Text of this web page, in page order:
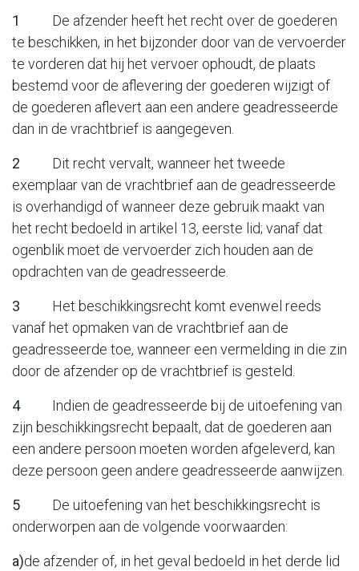
1
De afzender heeft het recht over de goederen
te beschikken, in het bijzonder door van de vervoerder
te vorderen dat hij het vervoer ophoudt, de plaats
bestemd voor de aflevering der goederen wijzigt of
de goederen aflevert aan een andere geadresseerde
dan in de vrachtbrief is aangegeven.
2
Dit recht vervalt, wanneer het tweede
exemplaar van de vrachtbrief aan de geadresseerde
is overhandigd of wanneer deze gebruik maakt van
het recht bedoeld in artikel 13, eerste lid; vanaf dat
ogenblik moet de vervoerder zich houden aan de
opdrachten van de geadresseerde.
3
Het beschikkingsrecht komt evenwel reeds
vanaf het opmaken van de vrachtbrief aan de
geadresseerde toe, wanneer een vermelding in die zin
door de afzender op de vrachtbrief is gesteld.
4
Indien de geadresseerde bij de uitoefening van
zijn beschikkingsrecht bepaalt, dat de goederen aan
een andere persoon moeten worden afgeleverd, kan
deze persoon geen andere geadresseerde aanwijzen.
5
De uitoefening van het beschikkingsrecht is
onderworpen aan de volgende voorwaarden:
a)de afzender of, in het geval bedoeld in het derde lid